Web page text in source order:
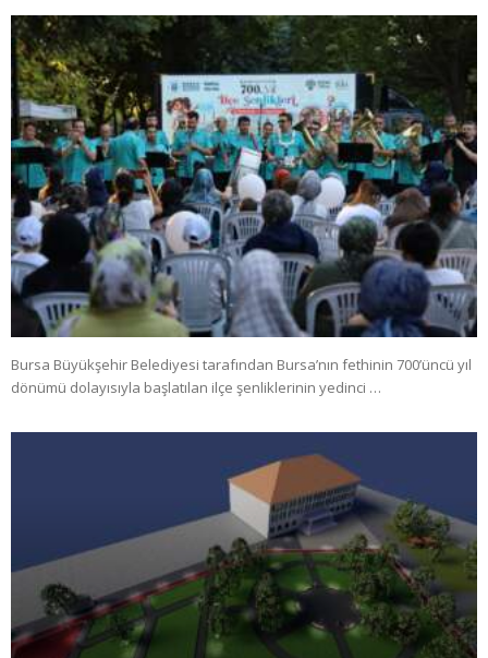
Bursa Büyükşehir Belediyesi tarafından Bursa’nın fethinin 700’üncü yıl
dönümü dolayısıyla başlatılan ilçe şenliklerinin yedinci …